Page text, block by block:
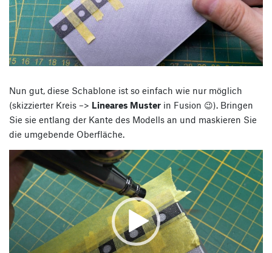
Nun gut, diese Schablone ist so einfach wie nur möglich
(skizzierter Kreis –> Lineares Muster in Fusion 😉). Bringen
Sie sie entlang der Kante des Modells an und maskieren Sie
die umgebende Oberfläche.
Video-
Player